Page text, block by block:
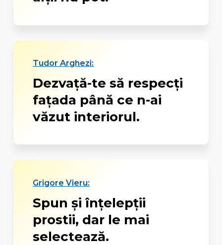
Tudor Arghezi:
Dezvaţă-te să respecţi
faţada până ce n-ai
văzut interiorul.
Grigore Vieru:
Spun și înțelepții
prostii, dar le mai
selectează.